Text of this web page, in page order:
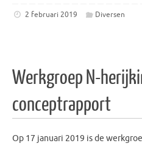
2 februari 2019 Diversen
Werkgroep N-
conceptrapport
Op 17 januari 2019 is de